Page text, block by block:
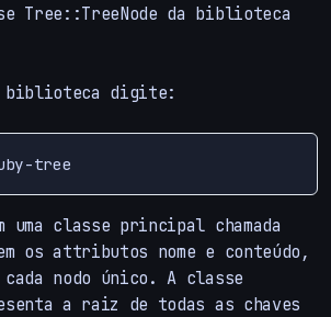
Tree::TreeNode da biblioteca
biblioteca digite:
tree
classe principal chamada
os attributos nome e conteúdo,
cada nodo único. A classe
a raiz de todas as chaves